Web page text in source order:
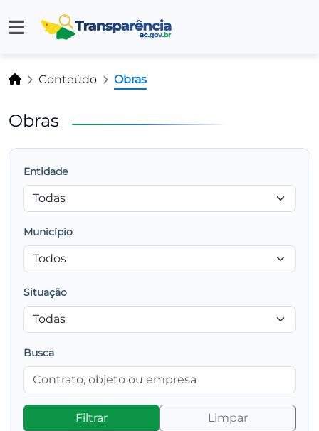
Conteúdo Obras
Obras
Entidade
Município
Situação
Busca
Filtrar Limpar